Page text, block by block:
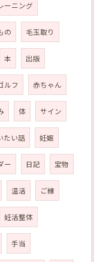
ーニング
の 毛玉取り
本 出版
ルフ 赤ちゃん
体 サイン
たい話 妊娠
ー 日記 宝物
温活 ご縁
妊活整体
手当